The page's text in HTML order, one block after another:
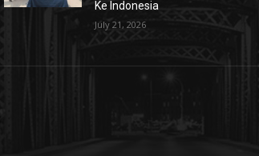
Ke Indonesia
July 21, 2026